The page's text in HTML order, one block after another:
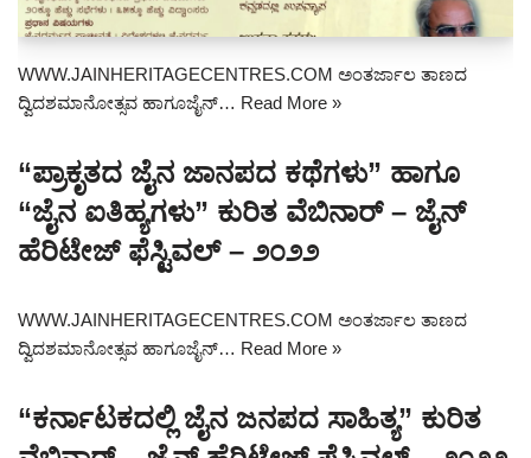
WWW.JAINHERITAGECENTRES.COM ಅಂತರ್ಜಾಲ ತಾಣದ
ದ್ವಿದಶಮಾನೋತ್ಸವ ಹಾಗೂಜೈನ್… Read More »
“ಪ್ರಾಕೃತದ ಜೈನ ಜಾನಪದ ಕಥೆಗಳು” ಹಾಗೂ
“ಜೈನ ಐತಿಹ್ಯಗಳು” ಕುರಿತ ವೆಬಿನಾರ್ – ಜೈನ್
ಹೆರಿಟೇಜ್ ಫೆಸ್ಟಿವಲ್ – ೨೦೨೨
WWW.JAINHERITAGECENTRES.COM ಅಂತರ್ಜಾಲ ತಾಣದ
ದ್ವಿದಶಮಾನೋತ್ಸವ ಹಾಗೂಜೈನ್… Read More »
“ಕರ್ನಾಟಕದಲ್ಲಿ ಜೈನ ಜನಪದ ಸಾಹಿತ್ಯ” ಕುರಿತ